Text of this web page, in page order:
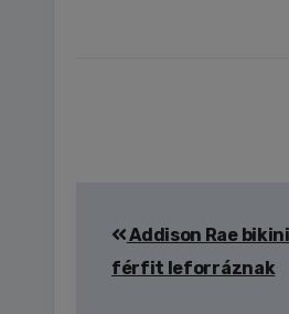
navigáció
Addison Rae
férfit leforráznak